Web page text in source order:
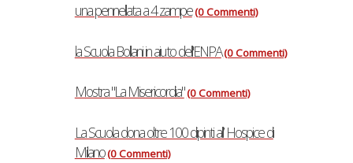
una pennellata a 4 zampe(0 Commenti)
la Scuola Bollani in aiuto dell'ENPA(0 Commenti)
Mostra "La Misericordia" (0 Commenti)
La Scuola dona oltre 100 dipinti all’ Hospice di
Milano(0 Commenti)